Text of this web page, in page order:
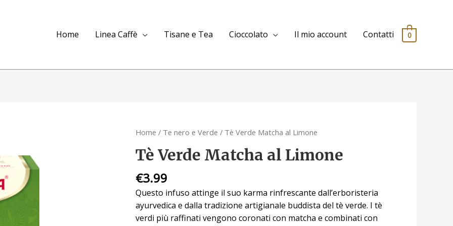
Home Linea Caffè Tisane e Tea Cioccolato Il mio account Contatti 0
Home / Te nero e Verde / Tè Verde Matcha al Limone
Tè Verde Matcha al Limone
€3.99
Questo infuso attinge il suo karma rinfrescante dall’erboristeria
ayurvedica e dalla tradizione artigianale buddista del tè verde. I tè
verdi più raffinati vengono coronati con matcha e combinati con
Tè
Verde
Matcha
Limone
quantità